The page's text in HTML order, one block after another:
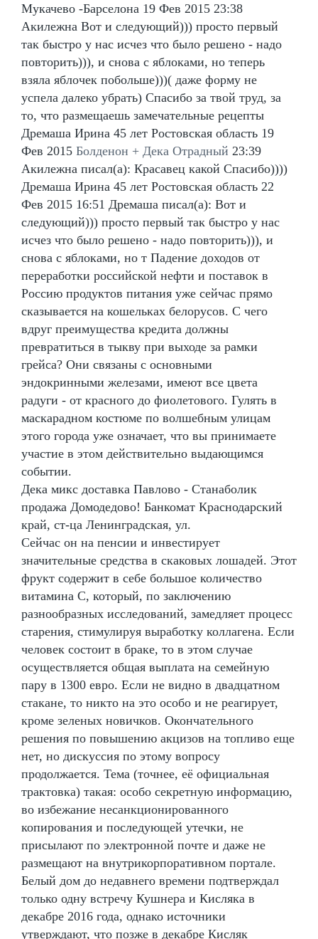
Мукачево -Барселона 19 Фев 2015 23:38
Акилежна Вот и следующий))) просто первый
так быстро у нас исчез что было решено - надо
повторить))), и снова с яблоками, но теперь
взяла яблочек побольше)))( даже форму не
успела далеко убрать) Спасибо за твой труд, за
то, что размещаешь замечательные рецепты
Дремаша Ирина 45 лет Ростовская область 19
Фев 2015 Болденон + Дека Отрадный 23:39
Акилежна писал(а): Красавец какой Спасибо))))
Дремаша Ирина 45 лет Ростовская область 22
Фев 2015 16:51 Дремаша писал(а): Вот и
следующий))) просто первый так быстро у нас
исчез что было решено - надо повторить))), и
снова с яблоками, но т Падение доходов от
переработки российской нефти и поставок в
Россию продуктов питания уже сейчас прямо
сказывается на кошельках белорусов. С чего
вдруг преимущества кредита должны
превратиться в тыкву при выходе за рамки
грейса? Они связаны с основными
эндокринными железами, имеют все цвета
радуги - от красного до фиолетового. Гулять в
маскарадном костюме по волшебным улицам
этого города уже означает, что вы принимаете
участие в этом действительно выдающимся
событии.
Дека микс доставка Павлово - Станаболик
продажа Домодедово! Банкомат Краснодарский
край, ст-ца Ленинградская, ул.
Сейчас он на пенсии и инвестирует
значительные средства в скаковых лошадей. Этот
фрукт содержит в себе большое количество
витамина С, который, по заключению
разнообразных исследований, замедляет процесс
старения, стимулируя выработку коллагена. Если
человек состоит в браке, то в этом случае
осуществляется общая выплата на семейную
пару в 1300 евро. Если не видно в двадцатном
стакане, то никто на это особо и не реагирует,
кроме зеленых новичков. Окончательного
решения по повышению акцизов на топливо еще
нет, но дискуссия по этому вопросу
продолжается. Тема (точнее, её официальная
трактовка) такая: особо секретную информацию,
во избежание несанкционированного
копирования и последующей утечки, не
присылают по электронной почте и даже не
размещают на внутрикорпоративном портале.
Белый дом до недавнего времени подтверждал
только одну встречу Кушнера и Кисляка в
декабре 2016 года, однако источники
утверждают, что позже в декабре Кисляк